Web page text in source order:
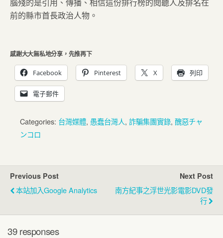
前的縣市首長政治人物。
感謝大大無私地分享，先推再下
Facebook Pinterest X 列印
電子郵件
Categories: 台灣媒體, 愚蠢台灣人, 詐騙集團實錄, 醜惡チャ
ンコロ
Previous Post
本站加入Google Analytics
Next Post
南方紀事之浮世光影電影DVD發
行
39 responses